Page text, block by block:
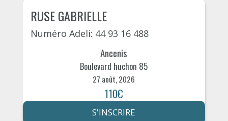
RUSE GABRIELLE
Numéro Adeli: 44 93 16 488
Ancenis
Boulevard huchon 85
27 août, 2026
110€
S'INSCRIRE